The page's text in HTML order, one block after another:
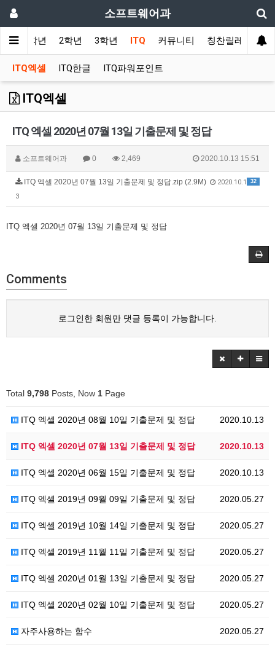
소프트웨어과
항 1학년 2학년 3학년 ITQ 커뮤니티 칭찬릴레이
ITQ엑셀 ITQ한글 ITQ파워포인트
ITQ엑셀
ITQ 엑셀 2020년 07월 13일 기출문제 및 정답
소프트웨어과 0 2,469 2020.10.13 15:51
32
ITQ 엑셀 2020년 07월 13일 기출문제 및 정답.zip (2.9M)
2020.10.1
3
ITQ 엑셀 2020년 07월 13일 기출문제 및 정답
Comments
로그인한 회원만 댓글 등록이 가능합니다.
Total 9,798 Posts, Now 1 Page
2020.10.13
ITQ 엑셀 2020년 08월 10일 기출문제 및 정답
2020.10.13
ITQ 엑셀 2020년 07월 13일 기출문제 및 정답
2020.10.13
ITQ 엑셀 2020년 06월 15일 기출문제 및 정답
2020.05.27
ITQ 엑셀 2019년 09월 09일 기출문제 및 정답
2020.05.27
ITQ 엑셀 2019년 10월 14일 기출문제 및 정답
2020.05.27
ITQ 엑셀 2019년 11월 11일 기출문제 및 정답
2020.05.27
ITQ 엑셀 2020년 01월 13일 기출문제 및 정답
2020.05.27
ITQ 엑셀 2020년 02월 10일 기출문제 및 정답
2020.05.27
자주사용하는 함수